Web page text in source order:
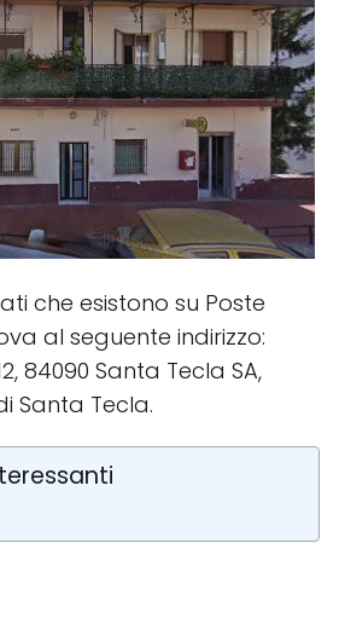
che esistono su Poste
al seguente indirizzo:
84090 Santa Tecla SA,
Santa Tecla.